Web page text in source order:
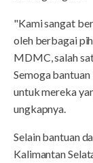
"Kami sangat
oleh berbagai
MDMC, salah
Semoga
untuk mereka
ungkapnya.
Selain bantuan
Kalimantan